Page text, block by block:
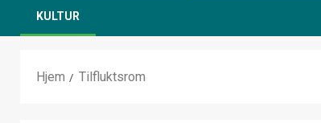
KULTUR
Hjem Tilfluktsrom